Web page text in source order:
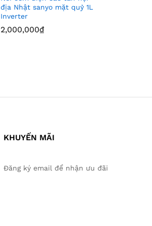
địa Nhật sanyo mặt quỷ 1L
Inverter
2,000,000₫
2,000,000₫
KHUYẾN MÃI
Đăng ký email để nhận ưu đãi